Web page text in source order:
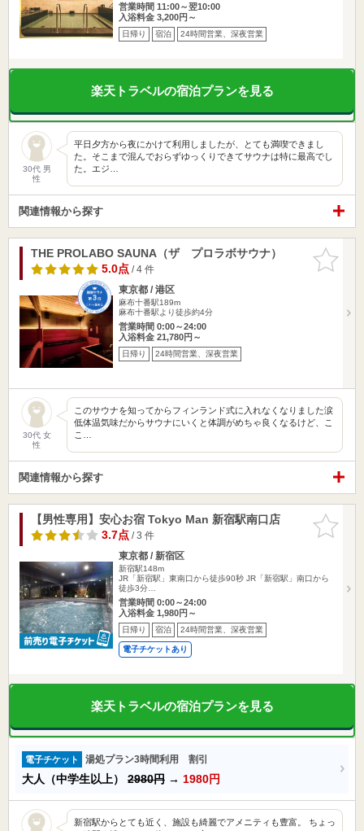
営業時間 11:00～翌10:00
入浴料金 3,200円～
日帰り 宿泊 24時間営業、深夜営業
楽天トラベルの宿泊プランを見る
30代 男
性
平日夕方から夜にかけて利用しましたが、とても満喫できまし
た。そこまで混んでおらずゆっくりできてサウナは特に最高でし
た。エジ…
関連情報から探す
お気に入
りに追加
THE PROLABO SAUNA（ザ プロラボサウナ）
5.0点/ 4 件
東京都 / 港区
麻布十番駅189m
麻布十番駅より徒歩約4分
営業時間 0:00～24:00
入浴料金 21,780円～
日帰り 24時間営業、深夜営業
30代 女
性
このサウナを知ってからフィンランド式に入れなくなりました涙
低体温気味だからサウナにいくと体調がめちゃ良くなるけど、こ
こ…
関連情報から探す
お気に入
りに追加
【男性専用】安心お宿 Tokyo Man 新宿駅南口店
3.7点/ 3 件
東京都 / 新宿区
新宿駅148m
JR「新宿駅」東南口から徒歩90秒 JR「新宿駅」南口から
徒歩3分…
営業時間 0:00～24:00
入浴料金 1,980円～
日帰り 宿泊 24時間営業、深夜営業
電子チケットあり
楽天トラベルの宿泊プランを見る
電子チケット 湯処プラン3時間利用 割引
大人（中学生以上） 2980円 → 1980円
新宿駅からとても近く、施設も綺麗でアメニティも豊富。 ちょっ